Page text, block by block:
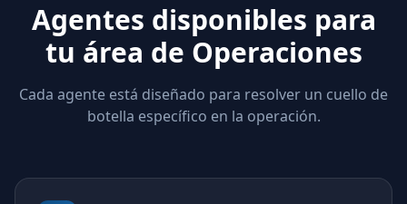
Agentes disponibles para
tu área de Operaciones
Cada agente está diseñado para resolver un cuello de
botella específico en la operación.